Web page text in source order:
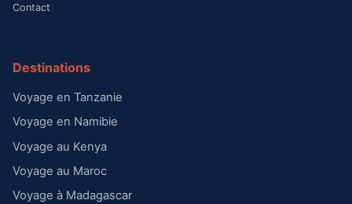
Contact
Destinations
Voyage en Tanzanie
Voyage en Namibie
Voyage au Kenya
Voyage au Maroc
Voyage à Madagascar